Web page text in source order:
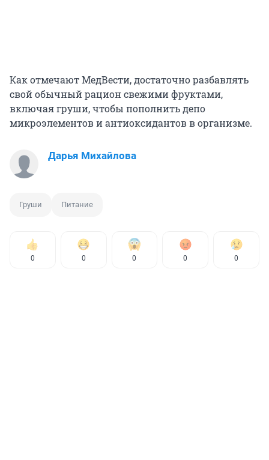
Как отмечают МедВести, достаточно разбавлять
свой обычный рацион свежими фруктами,
включая груши, чтобы пополнить депо
микроэлементов и антиоксидантов в организме.
Дарья Михайлова
Груши Питание
0 0 0 0 0